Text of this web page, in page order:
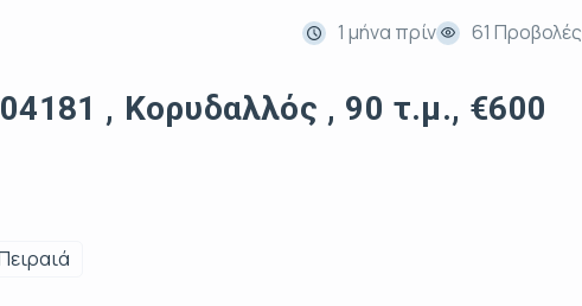
1 μήνα πρίν 61 Προβολές
, Κορυδαλλός , 90 τ.μ., €600